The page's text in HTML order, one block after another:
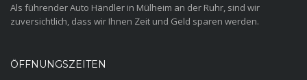
Als führender Auto Händler in Mülheim an der Ruhr, sind wir
zuversichtlich, dass wir Ihnen Zeit und Geld sparen werden.
ÖFFNUNGSZEITEN